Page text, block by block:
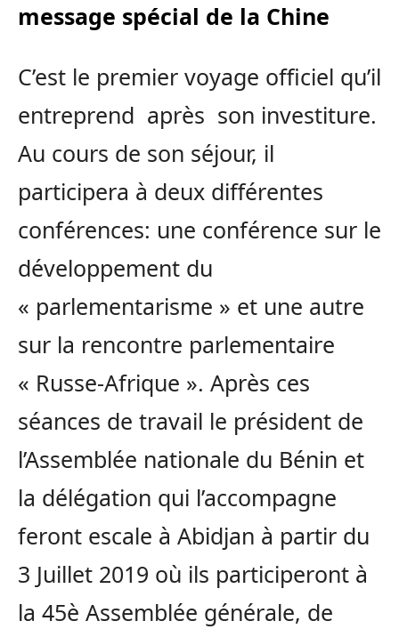
message spécial de la Chine
C’est le premier voyage officiel qu’il
entreprend après son investiture.
Au cours de son séjour, il
participera à deux différentes
conférences: une conférence sur le
développement du
« parlementarisme » et une autre
sur la rencontre parlementaire
« Russe-Afrique ». Après ces
séances de travail le président de
l’Assemblée nationale du Bénin et
la délégation qui l’accompagne
feront escale à Abidjan à partir du
3 Juillet 2019 où ils participeront à
la 45è Assemblée générale, de